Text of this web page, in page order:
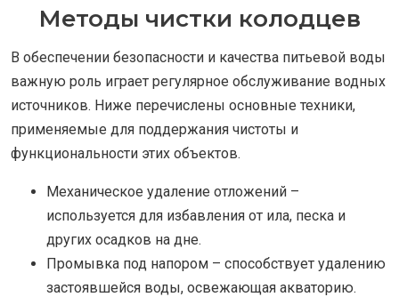
Методы чистки колодцев
В обеспечении безопасности и качества питьевой воды
важную роль играет регулярное обслуживание водных
источников. Ниже перечислены основные техники,
применяемые для поддержания чистоты и
функциональности этих объектов.
Механическое удаление отложений –
используется для избавления от ила, песка и
других осадков на дне.
Промывка под напором – способствует удалению
застоявшейся воды, освежающая акваторию.